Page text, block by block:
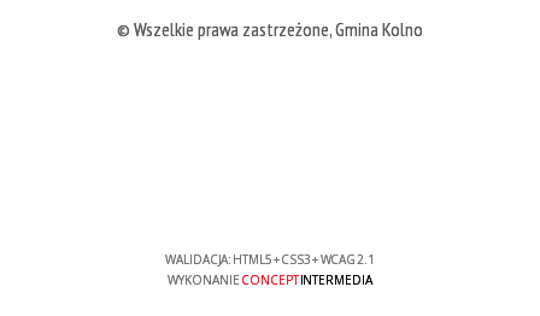
© Wszelkie prawa zastrzeżone, Gmina Kolno
WALIDACJA: HTML5+CSS3+WCAG 2.1
WYKONANIE CONCEPTINTERMEDIA